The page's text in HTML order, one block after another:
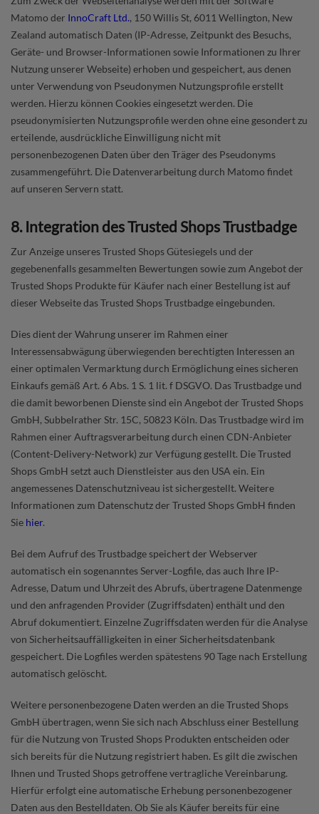
Matomo der InnoCraft Ltd., 150 Willis St, 6011 Wellington, New
Zealand automatisch Daten (IP-Adresse, Zeitpunkt des Besuchs,
Geräte- und Browser-Informationen sowie Informationen zu Ihrer
Nutzung unserer Webseite) erhoben und gespeichert, aus denen
unter Verwendung von Pseudonymen Nutzungsprofile erstellt
werden. Hierzu können Cookies eingesetzt werden. Die
pseudonymisierten Nutzungsprofile werden ohne eine gesondert zu
erteilende, ausdrückliche Einwilligung nicht mit
personenbezogenen Daten über den Träger des Pseudonyms
zusammengeführt. Die Datenverarbeitung durch Matomo findet
auf unseren Servern statt.
8. Integration des Trusted Shops Trustbadge
Zur Anzeige unseres Trusted Shops Gütesiegels und der
gegebenenfalls gesammelten Bewertungen sowie zum Angebot der
Trusted Shops Produkte für Käufer nach einer Bestellung ist auf
dieser Webseite das Trusted Shops Trustbadge eingebunden.
Dies dient der Wahrung unserer im Rahmen einer
Interessensabwägung überwiegenden berechtigten Interessen an
einer optimalen Vermarktung durch Ermöglichung eines sicheren
Einkaufs gemäß Art. 6 Abs. 1 S. 1 lit. f DSGVO. Das Trustbadge und
die damit beworbenen Dienste sind ein Angebot der Trusted Shops
GmbH, Subbelrather Str. 15C, 50823 Köln. Das Trustbadge wird im
Rahmen einer Auftragsverarbeitung durch einen CDN-Anbieter
(Content-Delivery-Network) zur Verfügung gestellt. Die Trusted
Shops GmbH setzt auch Dienstleister aus den USA ein. Ein
angemessenes Datenschutzniveau ist sichergestellt. Weitere
Informationen zum Datenschutz der Trusted Shops GmbH finden
Sie hier.
Bei dem Aufruf des Trustbadge speichert der Webserver
automatisch ein sogenanntes Server-Logfile, das auch Ihre IP-
Adresse, Datum und Uhrzeit des Abrufs, übertragene Datenmenge
und den anfragenden Provider (Zugriffsdaten) enthält und den
Abruf dokumentiert. Einzelne Zugriffsdaten werden für die Analyse
von Sicherheitsauffälligkeiten in einer Sicherheitsdatenbank
gespeichert. Die Logfiles werden spätestens 90 Tage nach Erstellung
automatisch gelöscht.
Weitere personenbezogene Daten werden an die Trusted Shops
GmbH übertragen, wenn Sie sich nach Abschluss einer Bestellung
für die Nutzung von Trusted Shops Produkten entscheiden oder
sich bereits für die Nutzung registriert haben. Es gilt die zwischen
Ihnen und Trusted Shops getroffene vertragliche Vereinbarung.
Hierfür erfolgt eine automatische Erhebung personenbezogener
Daten aus den Bestelldaten. Ob Sie als Käufer bereits für eine